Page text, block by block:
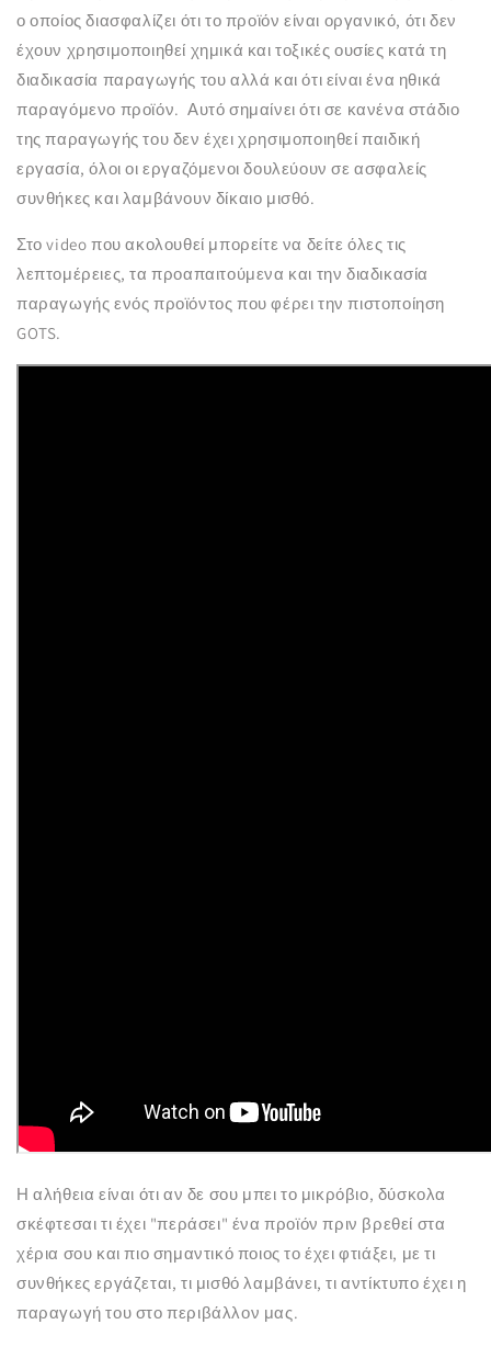
ο οποίος διασφαλίζει ότι το προϊόν είναι οργανικό, ότι δεν
έχουν χρησιμοποιηθεί χημικά και τοξικές ουσίες κατά τη
διαδικασία παραγωγής του αλλά και ότι είναι ένα ηθικά
παραγόμενο προϊόν. Αυτό σημαίνει ότι σε κανένα στάδιο
της παραγωγής του δεν έχει χρησιμοποιηθεί παιδική
εργασία, όλοι οι εργαζόμενοι δουλεύουν σε ασφαλείς
συνθήκες και λαμβάνουν δίκαιο μισθό.
Στο video που ακολουθεί μπορείτε να δείτε όλες τις
λεπτομέρειες, τα προαπαιτούμενα και την διαδικασία
παραγωγής ενός προϊόντος που φέρει την πιστοποίηση
GOTS.
Η αλήθεια είναι ότι αν δε σου μπει το μικρόβιο, δύσκολα
σκέφτεσαι τι έχει "περάσει" ένα προϊόν πριν βρεθεί στα
χέρια σου και πιο σημαντικό ποιος το έχει φτιάξει, με τι
συνθήκες εργάζεται, τι μισθό λαμβάνει, τι αντίκτυπο έχει η
παραγωγή του στο περιβάλλον μας.